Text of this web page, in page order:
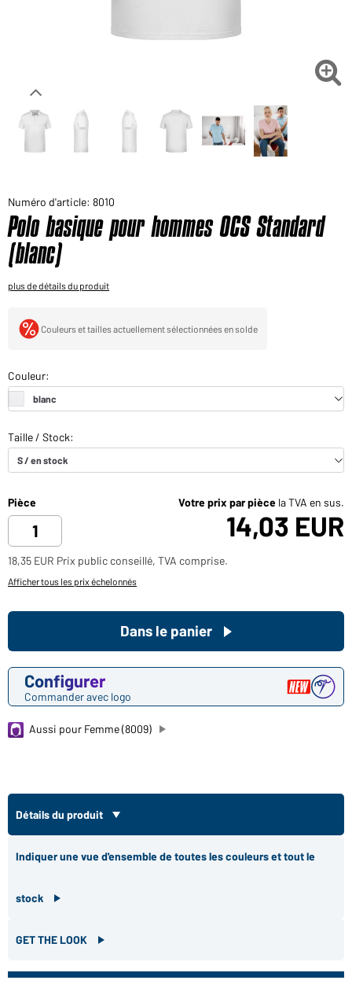

Numéro d'article: 8010
Polo basique pour hommes OCS Standard
(blanc)
plus de détails du produit
Couleurs et tailles actuellement sélectionnées en solde
Pièce Votre prix par pièce la TVA en sus.
14,03 EUR
18,35 EUR Prix public conseillé, TVA comprise.
Afficher tous les prix échelonnés
Configurer
Commander avec logo
Dans le panier
Aussi pour Femme (8009)
Détails du produit
Indiquer une vue d'ensemble de toutes les couleurs et tout le
stock
GET THE LOOK